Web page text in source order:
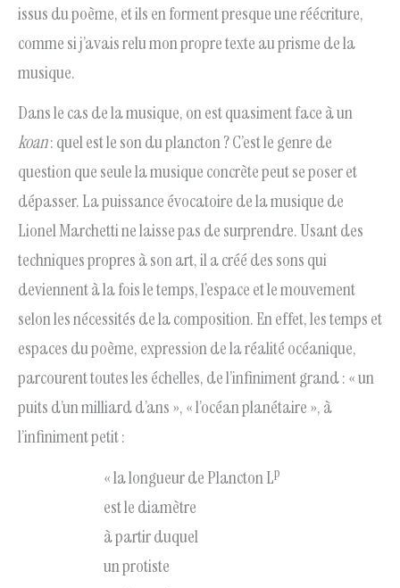
issus du poème, et ils en forment presque une réécriture,
comme si j’avais relu mon propre texte au prisme de la
musique.
Dans le cas de la musique, on est quasiment face à un
koan: quel est le son du plancton ? C’est le genre de
question que seule la musique concrète peut se poser et
dépasser. La puissance évocatoire de la musique de
Lionel Marchetti ne laisse pas de surprendre. Usant des
techniques propres à son art, il a créé des sons qui
deviennent à la fois le temps, l’espace et le mouvement
selon les nécessités de la composition. En effet, les temps et
espaces du poème, expression de la réalité océanique,
parcourent toutes les échelles, de l’infiniment grand : « un
puits d’un milliard d’ans », « l’océan planétaire », à
l’infiniment petit :
« la longueur de Plancton Lp
est le diamètre
à partir duquel
un protiste